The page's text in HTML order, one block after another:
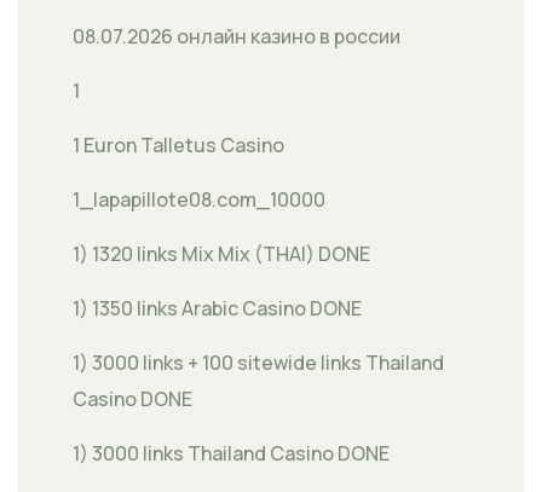
08.07.2026 онлайн казино в россии
1
1 Euron Talletus Casino
1_lapapillote08.com_10000
1) 1320 links Mix Mix (THAI) DONE
1) 1350 links Arabic Casino DONE
1) 3000 links + 100 sitewide links Thailand
Casino DONE
1) 3000 links Thailand Casino DONE